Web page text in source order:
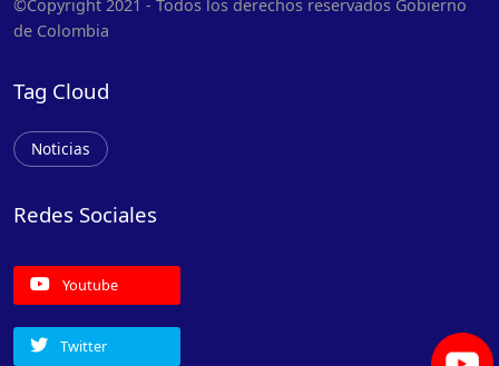
©Copyright 2021 - Todos los derechos reservados Gobierno
de Colombia
Tag Cloud
Noticias
Redes Sociales
Youtube
Twitter